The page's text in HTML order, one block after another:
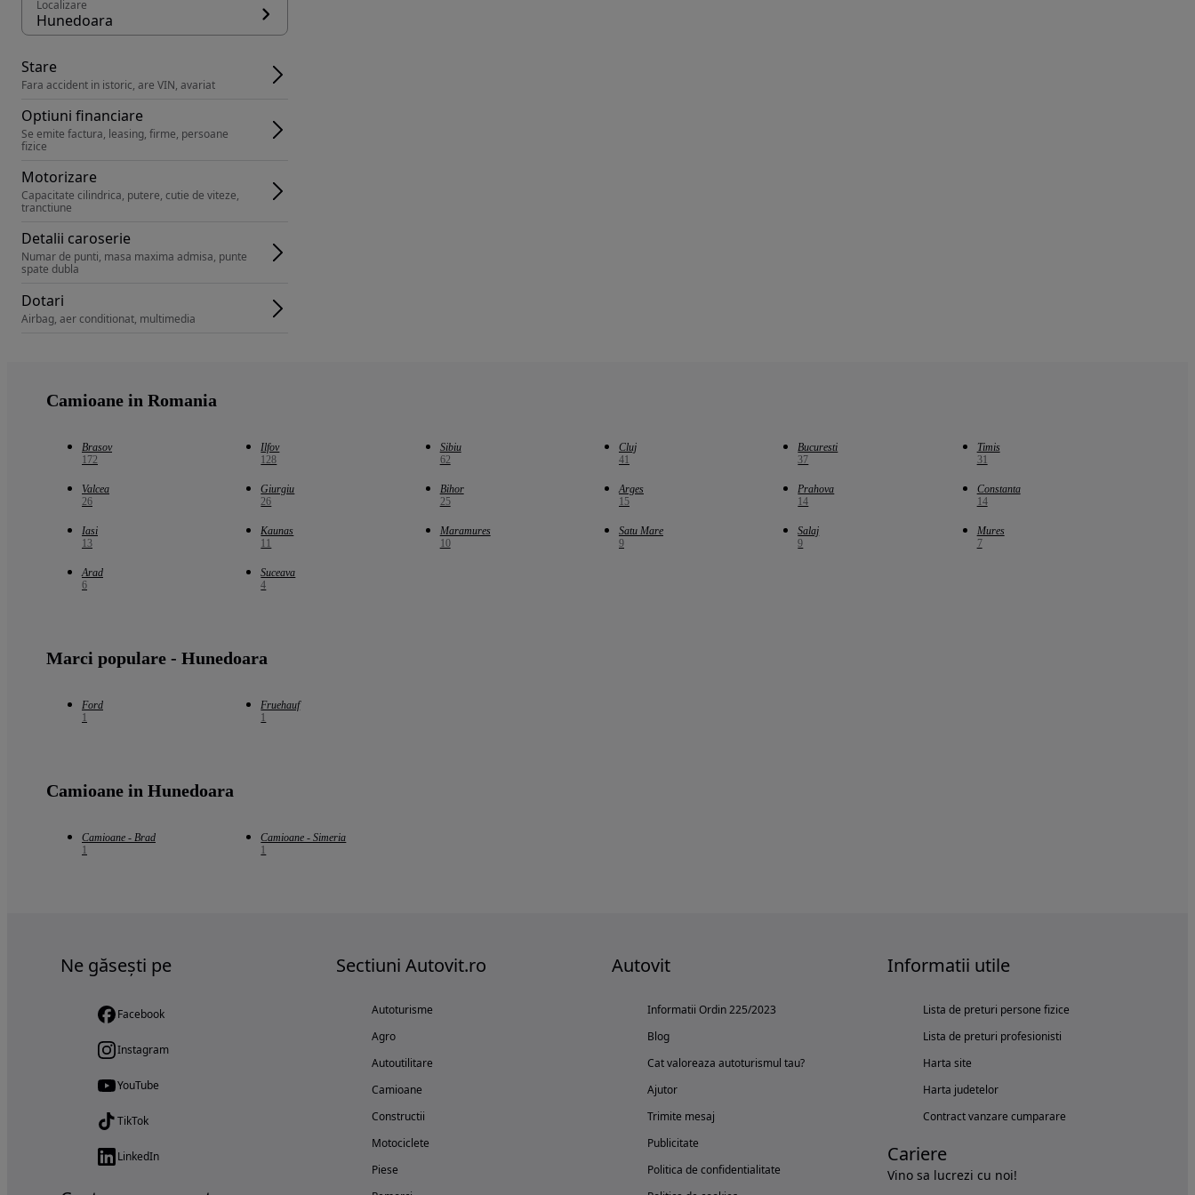
Localizare
Hunedoara
Stare
Fara accident in istoric, are VIN, avariat
Optiuni financiare
Se emite factura, leasing, firme, persoane
fizice
Motorizare
Capacitate cilindrica, putere, cutie de viteze,
tranctiune
Detalii caroserie
Numar de punti, masa maxima admisa, punte
spate dubla
Dotari
Airbag, aer conditionat, multimedia
Camioane in Romania
Brasov
172
Ilfov
128
Sibiu
62
Cluj
41
Bucuresti
37
Timis
31
Valcea
26
Giurgiu
26
Bihor
25
Arges
15
Prahova
14
Constanta
14
Iasi
13
Kaunas
11
Maramures
10
Satu Mare
9
Salaj
9
Mures
7
Arad
6
Suceava
4
Marci populare - Hunedoara
Ford
1
Fruehauf
1
Camioane in Hunedoara
Camioane - Brad
1
Camioane - Simeria
1
Ne găsești pe
Facebook
Instagram
YouTube
TikTok
LinkedIn
Sectiuni Autovit.ro
Autoturisme
Agro
Autoutilitare
Camioane
Constructii
Motociclete
Piese
Autovit
Informatii Ordin 225/2023
Blog
Cat valoreaza autoturismul tau?
Ajutor
Trimite mesaj
Publicitate
Politica de confidentialitate
Informatii utile
Lista de preturi persone fizice
Lista de preturi profesionisti
Harta site
Harta judetelor
Contract vanzare cumparare
Cariere
Vino sa lucrezi cu noi!